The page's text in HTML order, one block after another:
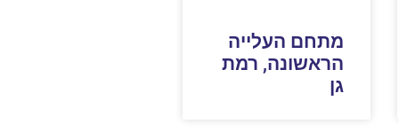
מתחם העלייה
הראשונה, רמת
גן